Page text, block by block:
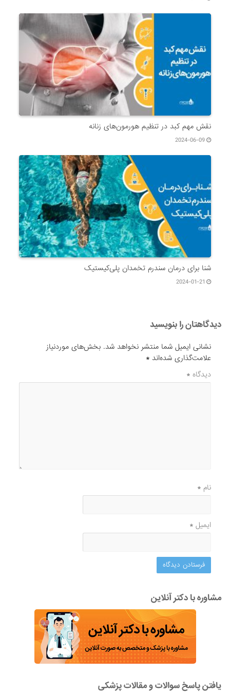
نقش مهم کبد در تنظیم هورمون‌های زنانه
2024-06-09
شنا برای درمان سندرم تخمدان پلی‌کیستیک
2024-01-21
دیدگاهتان را بنویسید
نشانی ایمیل شما منتشر نخواهد شد. بخش‌های موردنیاز
علامت‌گذاری شده‌اند*
دیدگاه*
نام*
ایمیل*
مشاوره با دکتر آنلاین
یافتن پاسخ سوالات و مقالات پزشکی